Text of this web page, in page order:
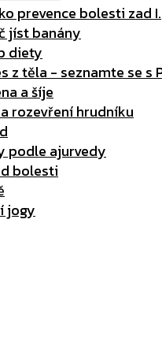
prevence bolesti zad I.
jíst banány
diety
z těla - seznamte se s
a šíje
rozevření hrudníku
podle ajurvedy
bolesti
jogy